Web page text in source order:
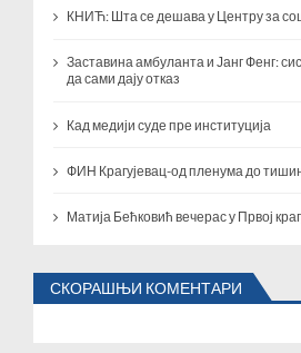
КНИЋ: Шта се дешава у Центру за
Заставина амбуланта и Јанг Фенг:
да сами дају отказ
Кад медији суде пре институција
ФИН Крагујевац-од пленума до
Матија Бећковић вечерас у Првој
СКОРАШЊИ КОМЕНТАРИ